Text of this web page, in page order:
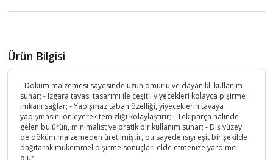
Ürün Bilgisi
- Döküm malzemesi sayesinde uzun ömürlü ve dayanıklı kullanım
sunar; - Izgara tavası tasarımı ile çeşitli yiyecekleri kolayca pişirme
imkanı sağlar; - Yapışmaz taban özelliği, yiyeceklerin tavaya
yapışmasını önleyerek temizliği kolaylaştırır; - Tek parça halinde
gelen bu ürün, minimalist ve pratik bir kullanım sunar; - Dış yüzeyi
de döküm malzemeden üretilmiştir, bu sayede ısıyı eşit bir şekilde
dağıtarak mükemmel pişirme sonuçları elde etmenize yardımcı